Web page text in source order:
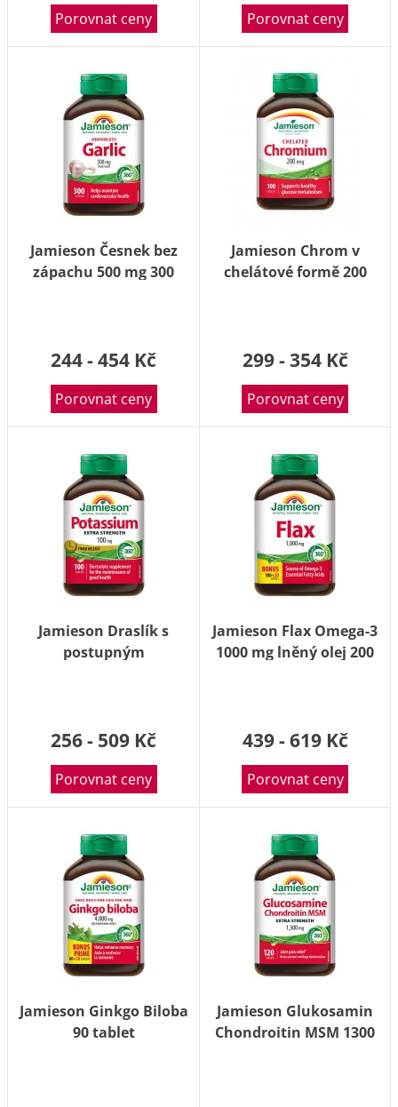
Porovnat ceny Porovnat ceny
Jamieson Česnek bez
zápachu 500 mg 300
244 - 454 Kč
Porovnat ceny
Jamieson Chrom v
chelátové formě 200
299 - 354 Kč
Porovnat ceny
Jamieson Draslík s
postupným
256 - 509 Kč
Porovnat ceny
Jamieson Flax Omega-3
1000 mg lněný olej 200
439 - 619 Kč
Porovnat ceny
Jamieson Ginkgo Biloba
90 tablet
Jamieson Glukosamin
Chondroitin MSM 1300